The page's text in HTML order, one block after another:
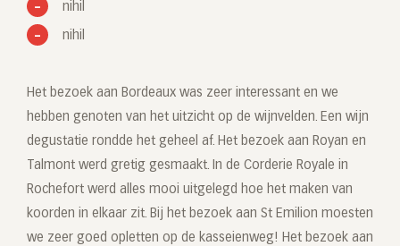
nihil
nihil
Het bezoek aan Bordeaux was zeer interessant en we
hebben genoten van het uitzicht op de wijnvelden. Een wijn
degustatie rondde het geheel af. Het bezoek aan Royan en
Talmont werd gretig gesmaakt. In de Corderie Royale in
Rochefort werd alles mooi uitgelegd hoe het maken van
koorden in elkaar zit. Bij het bezoek aan St Emilion moesten
we zeer goed opletten op de kasseienweg! Het bezoek aan